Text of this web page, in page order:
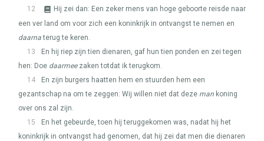
12
Hij zei dan: Een zeker mens van hoge geboorte reisde naar
een ver land om voor zich een koninkrijk in ontvangst te nemen en
daarnaterug te keren.
13
En hij riep zijn tien dienaren, gaf hun tien ponden en zei tegen
hen: Doe daarmeezaken totdat ik terugkom.
14
En zijn burgers haatten hem en stuurden hem een
gezantschap na om te zeggen: Wij willen niet dat deze man koning
over ons zal zijn.
15
En het gebeurde, toen hij teruggekomen was, nadat hij het
koninkrijk in ontvangst had genomen, dat hij zei dat men die dienaren